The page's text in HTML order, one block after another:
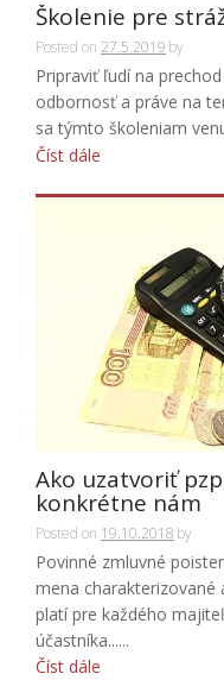
Školenie pre
Posted on 27.5.2019 by
Pripraviť ľudí na
odbornosť a práve na
sa týmto školeniam
Číst dále
Ako uzatvoriť
konkrétne nám
Posted on 19.10.2018 by
Povinné zmluvné
mena
platí pre každého
účastníka......
Číst dále